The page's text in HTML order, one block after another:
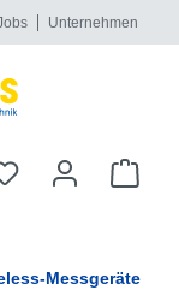
Unternehmen
Messgeräte